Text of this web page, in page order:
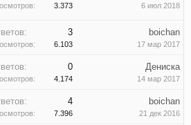
3.373 6 июл 2018
3
6.103
boichan
17 мар 2017
0
4.174
Дениска
14 мар 2017
4
7.396
boichan
21 дек 2016